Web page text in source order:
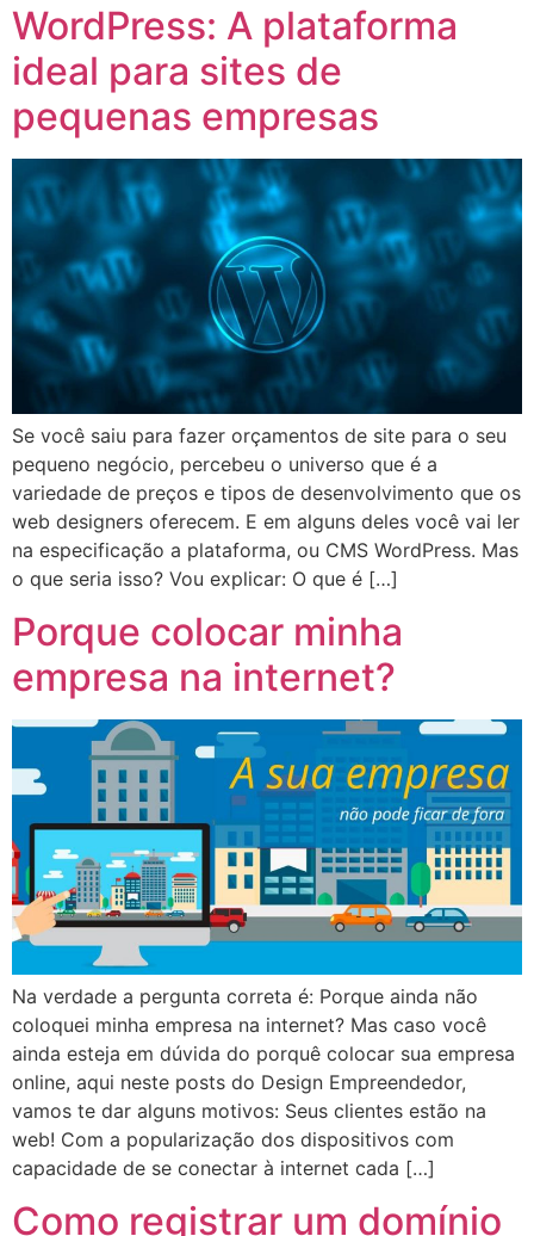
WordPress: A plataforma
ideal para sites de
pequenas empresas
Se você saiu para fazer orçamentos de site para o seu
pequeno negócio, percebeu o universo que é a
variedade de preços e tipos de desenvolvimento que os
web designers oferecem. E em alguns deles você vai ler
na especificação a plataforma, ou CMS WordPress. Mas
o que seria isso? Vou explicar: O que é […]
Porque colocar minha
empresa na internet?
Na verdade a pergunta correta é: Porque ainda não
coloquei minha empresa na internet? Mas caso você
ainda esteja em dúvida do porquê colocar sua empresa
online, aqui neste posts do Design Empreendedor,
vamos te dar alguns motivos: Seus clientes estão na
web! Com a popularização dos dispositivos com
capacidade de se conectar à internet cada […]
Como registrar um domínio